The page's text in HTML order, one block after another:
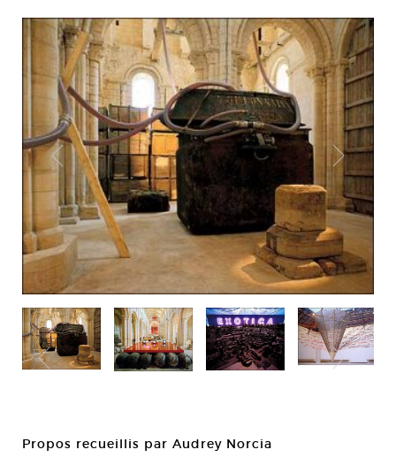
Propos recueillis par Audrey Norcia